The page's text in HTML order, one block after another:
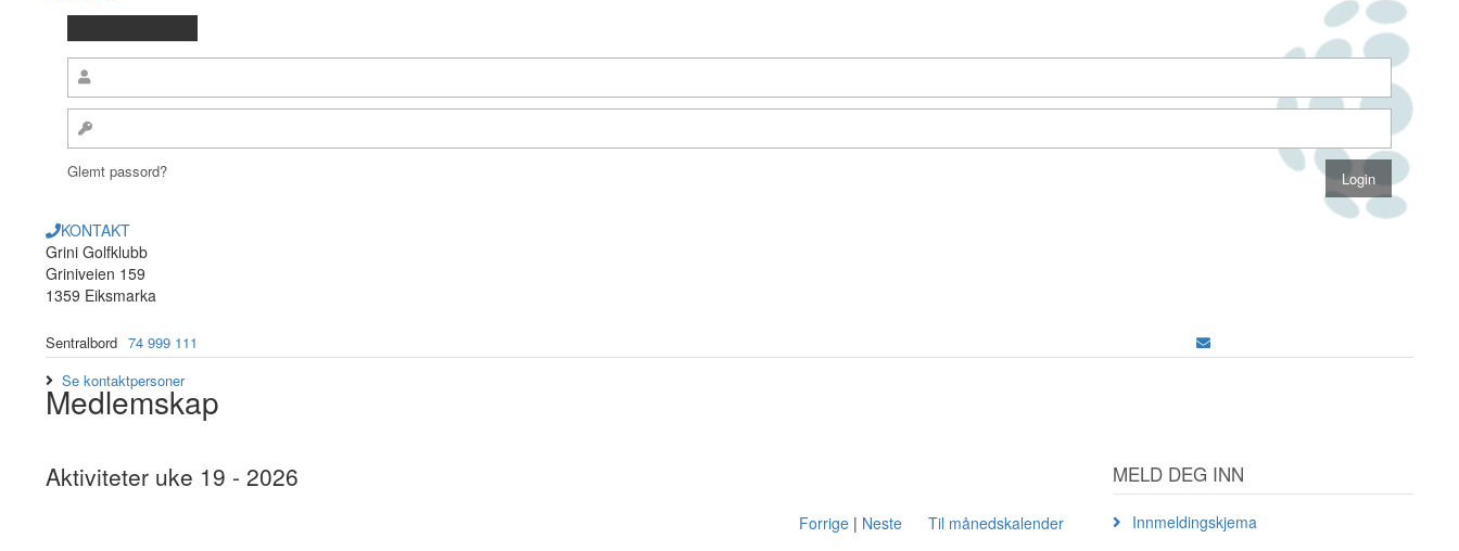
Glemt passord?
KONTAKT
Grini Golfklubb
Griniveien 159
1359 Eiksmarka
Sentralbord 74 999 111
Se kontaktpersoner
Medlemskap
Aktiviteter uke 19 - 2026
Forrige| Neste Til månedskalender
MELD DEG INN
Innmeldingskjema